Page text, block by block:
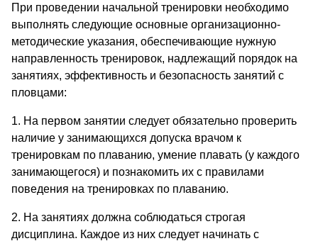
При проведении начальной тренировки необходимо
выполнять следующие основные организационно-
методические указания, обеспечивающие нужную
направленность тренировок, надлежащий порядок на
занятиях, эффективность и безопасность занятий с
пловцами:
1. На первом занятии следует обязательно проверить
наличие у занимающихся допуска врачом к
тренировкам по плаванию, умение плавать (у каждого
занимающегося) и познакомить их с правилами
поведения на тренировках по плаванию.
2. На занятиях должна соблюдаться строгая
дисциплина. Каждое из них следует начинать с